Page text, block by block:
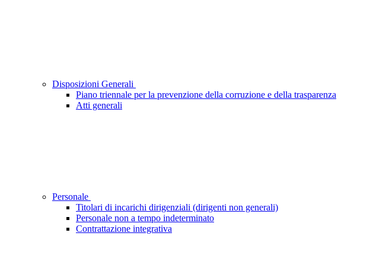
Disposizioni Generali
Piano triennale per la prevenzione della corruzione e della trasparenza
Atti generali
Personale
Titolari di incarichi dirigenziali (dirigenti non generali)
Personale non a tempo indeterminato
Contrattazione integrativa